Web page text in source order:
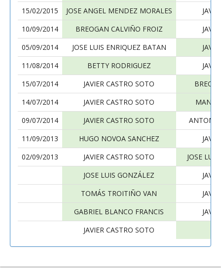
15/02/2015
JOSE ANGEL MENDEZ MORALES
10/09/2014
BREOGAN CALVIÑO FROIZ
05/09/2014
JOSE LUIS ENRIQUEZ BATAN
11/08/2014
BETTY RODRIGUEZ
15/07/2014
JAVIER CASTRO SOTO
14/07/2014
JAVIER CASTRO SOTO
09/07/2014
JAVIER CASTRO SOTO
11/09/2013
HUGO NOVOA SANCHEZ
02/09/2013
JAVIER CASTRO SOTO
JOSE
JOSE LUIS GONZÁLEZ
TOMÁS TROITIÑO VAN
GABRIEL BLANCO FRANCIS
JAVIER CASTRO SOTO